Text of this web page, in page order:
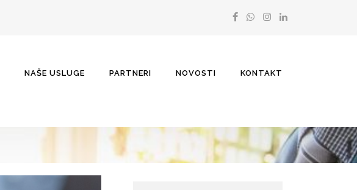
NAŠE USLUGE PARTNERI NOVOSTI KONTAKT